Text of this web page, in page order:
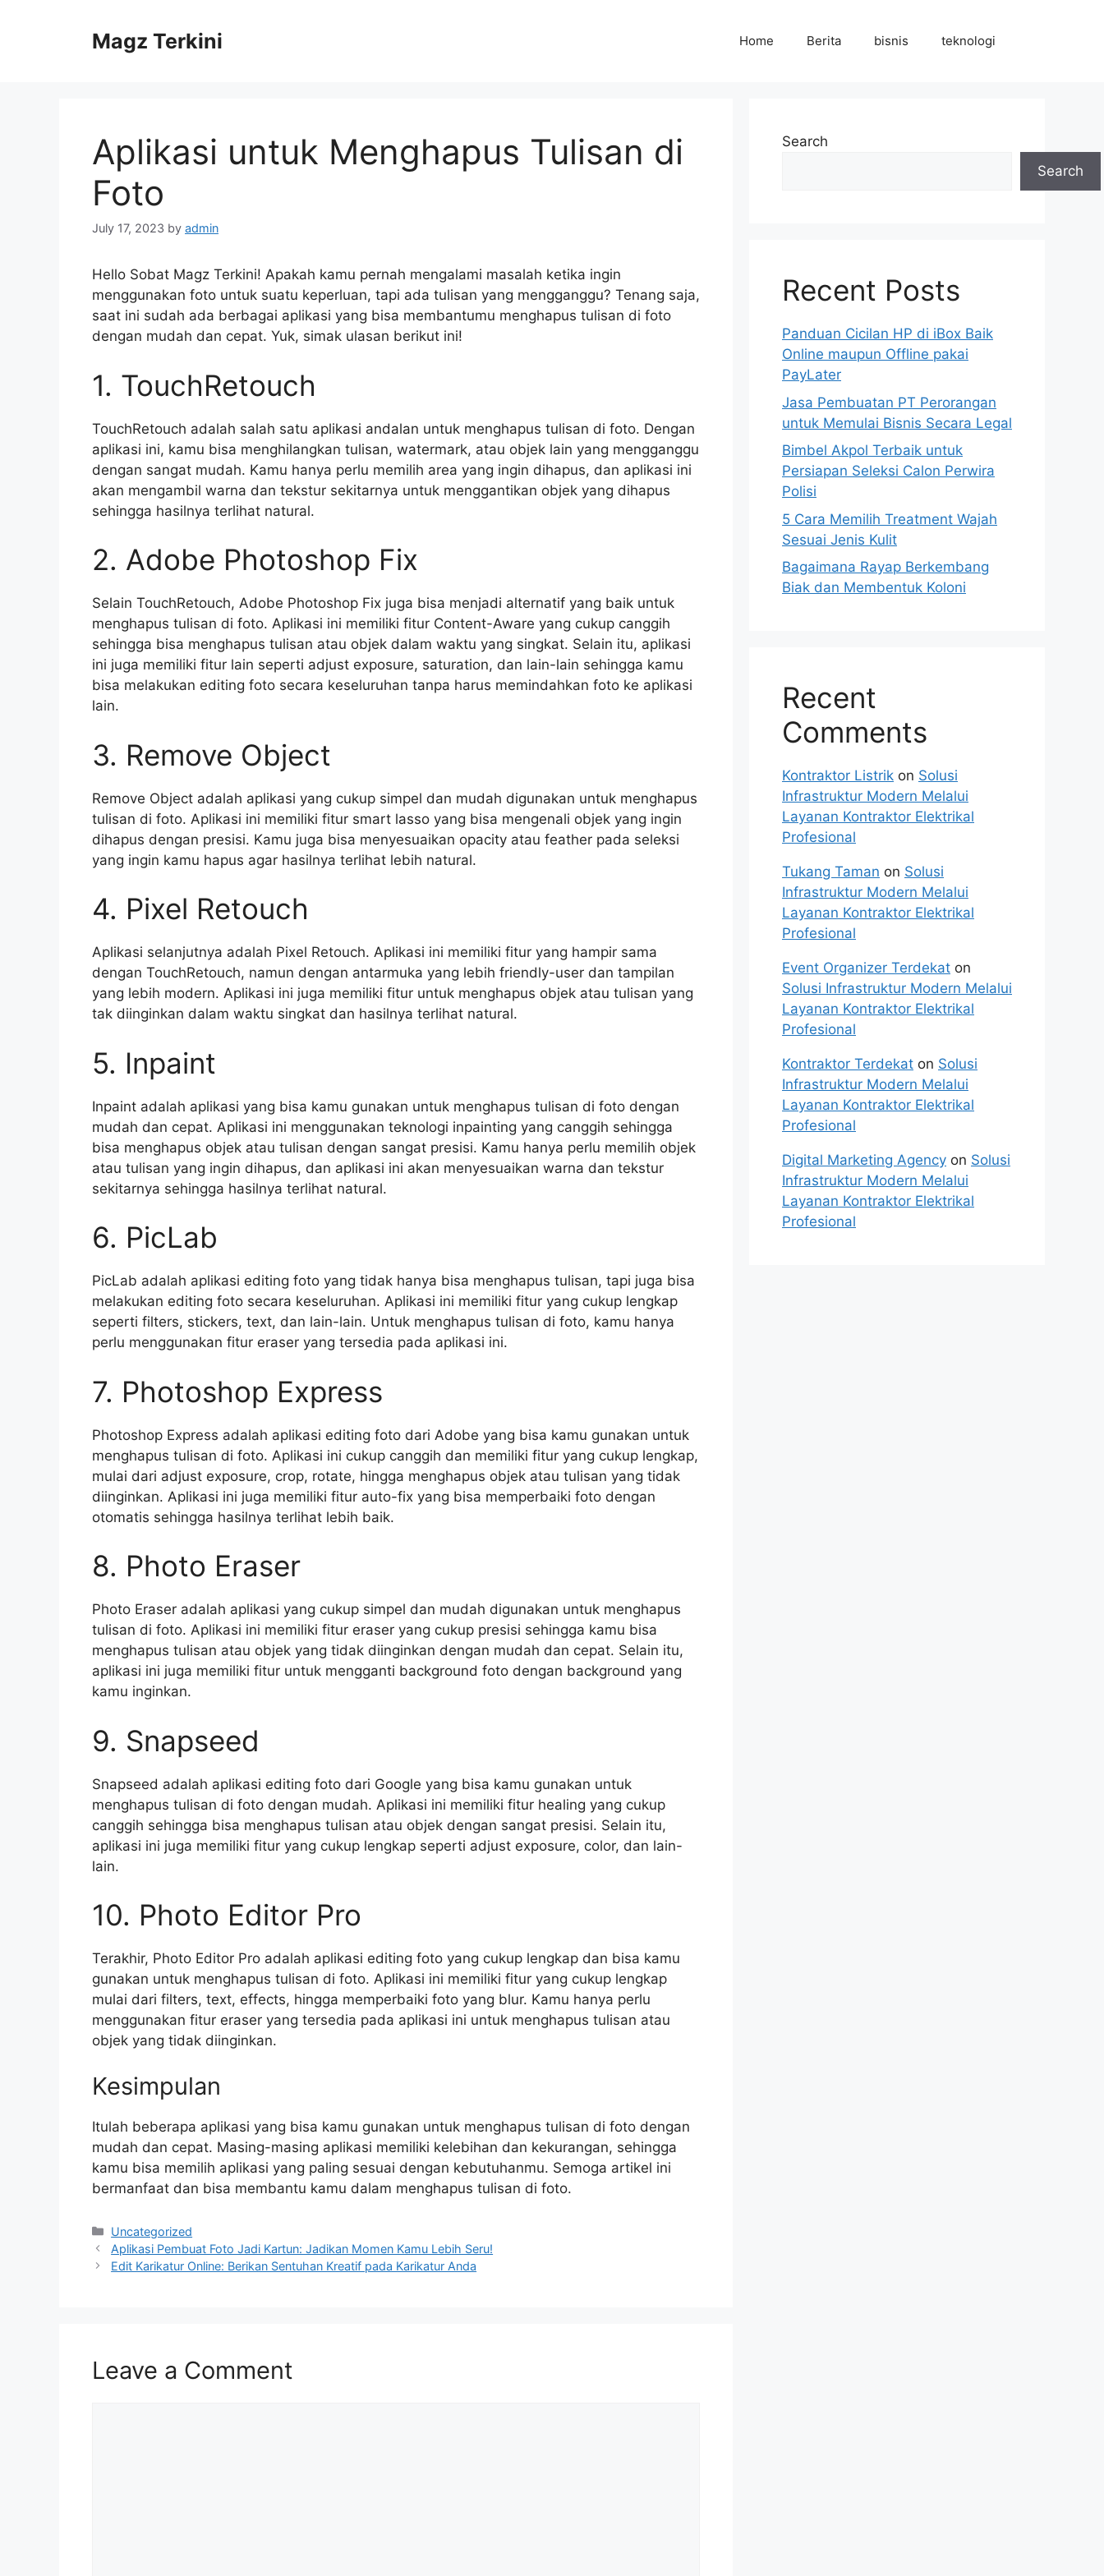
Magz Terkini Home Berita bisnis teknologi
Aplikasi untuk Menghapus Tulisan di
Foto
July 17, 2023 by admin
Hello Sobat Magz Terkini! Apakah kamu pernah mengalami masalah ketika ingin
menggunakan foto untuk suatu keperluan, tapi ada tulisan yang mengganggu? Tenang saja,
saat ini sudah ada berbagai aplikasi yang bisa membantumu menghapus tulisan di foto
dengan mudah dan cepat. Yuk, simak ulasan berikut ini!
1. TouchRetouch
TouchRetouch adalah salah satu aplikasi andalan untuk menghapus tulisan di foto. Dengan
aplikasi ini, kamu bisa menghilangkan tulisan, watermark, atau objek lain yang mengganggu
dengan sangat mudah. Kamu hanya perlu memilih area yang ingin dihapus, dan aplikasi ini
akan mengambil warna dan tekstur sekitarnya untuk menggantikan objek yang dihapus
sehingga hasilnya terlihat natural.
2. Adobe Photoshop Fix
Selain TouchRetouch, Adobe Photoshop Fix juga bisa menjadi alternatif yang baik untuk
menghapus tulisan di foto. Aplikasi ini memiliki fitur Content-Aware yang cukup canggih
sehingga bisa menghapus tulisan atau objek dalam waktu yang singkat. Selain itu, aplikasi
ini juga memiliki fitur lain seperti adjust exposure, saturation, dan lain-lain sehingga kamu
bisa melakukan editing foto secara keseluruhan tanpa harus memindahkan foto ke aplikasi
lain.
3. Remove Object
Remove Object adalah aplikasi yang cukup simpel dan mudah digunakan untuk menghapus
tulisan di foto. Aplikasi ini memiliki fitur smart lasso yang bisa mengenali objek yang ingin
dihapus dengan presisi. Kamu juga bisa menyesuaikan opacity atau feather pada seleksi
yang ingin kamu hapus agar hasilnya terlihat lebih natural.
4. Pixel Retouch
Aplikasi selanjutnya adalah Pixel Retouch. Aplikasi ini memiliki fitur yang hampir sama
dengan TouchRetouch, namun dengan antarmuka yang lebih friendly-user dan tampilan
yang lebih modern. Aplikasi ini juga memiliki fitur untuk menghapus objek atau tulisan yang
tak diinginkan dalam waktu singkat dan hasilnya terlihat natural.
5. Inpaint
Inpaint adalah aplikasi yang bisa kamu gunakan untuk menghapus tulisan di foto dengan
mudah dan cepat. Aplikasi ini menggunakan teknologi inpainting yang canggih sehingga
bisa menghapus objek atau tulisan dengan sangat presisi. Kamu hanya perlu memilih objek
atau tulisan yang ingin dihapus, dan aplikasi ini akan menyesuaikan warna dan tekstur
sekitarnya sehingga hasilnya terlihat natural.
6. PicLab
PicLab adalah aplikasi editing foto yang tidak hanya bisa menghapus tulisan, tapi juga bisa
melakukan editing foto secara keseluruhan. Aplikasi ini memiliki fitur yang cukup lengkap
seperti filters, stickers, text, dan lain-lain. Untuk menghapus tulisan di foto, kamu hanya
perlu menggunakan fitur eraser yang tersedia pada aplikasi ini.
7. Photoshop Express
Photoshop Express adalah aplikasi editing foto dari Adobe yang bisa kamu gunakan untuk
menghapus tulisan di foto. Aplikasi ini cukup canggih dan memiliki fitur yang cukup lengkap,
mulai dari adjust exposure, crop, rotate, hingga menghapus objek atau tulisan yang tidak
diinginkan. Aplikasi ini juga memiliki fitur auto-fix yang bisa memperbaiki foto dengan
otomatis sehingga hasilnya terlihat lebih baik.
8. Photo Eraser
Photo Eraser adalah aplikasi yang cukup simpel dan mudah digunakan untuk menghapus
tulisan di foto. Aplikasi ini memiliki fitur eraser yang cukup presisi sehingga kamu bisa
menghapus tulisan atau objek yang tidak diinginkan dengan mudah dan cepat. Selain itu,
aplikasi ini juga memiliki fitur untuk mengganti background foto dengan background yang
kamu inginkan.
9. Snapseed
Snapseed adalah aplikasi editing foto dari Google yang bisa kamu gunakan untuk
menghapus tulisan di foto dengan mudah. Aplikasi ini memiliki fitur healing yang cukup
canggih sehingga bisa menghapus tulisan atau objek dengan sangat presisi. Selain itu,
aplikasi ini juga memiliki fitur yang cukup lengkap seperti adjust exposure, color, dan lain-
lain.
10. Photo Editor Pro
Terakhir, Photo Editor Pro adalah aplikasi editing foto yang cukup lengkap dan bisa kamu
gunakan untuk menghapus tulisan di foto. Aplikasi ini memiliki fitur yang cukup lengkap
mulai dari filters, text, effects, hingga memperbaiki foto yang blur. Kamu hanya perlu
menggunakan fitur eraser yang tersedia pada aplikasi ini untuk menghapus tulisan atau
objek yang tidak diinginkan.
Kesimpulan
Itulah beberapa aplikasi yang bisa kamu gunakan untuk menghapus tulisan di foto dengan
mudah dan cepat. Masing-masing aplikasi memiliki kelebihan dan kekurangan, sehingga
kamu bisa memilih aplikasi yang paling sesuai dengan kebutuhanmu. Semoga artikel ini
bermanfaat dan bisa membantu kamu dalam menghapus tulisan di foto.
Categories
Uncategorized
Aplikasi Pembuat Foto Jadi Kartun: Jadikan Momen Kamu Lebih Seru!
Edit Karikatur Online: Berikan Sentuhan Kreatif pada Karikatur Anda
Leave a Comment
Search
Search
Recent Posts
Panduan Cicilan HP di iBox Baik
Online maupun Offline pakai
PayLater
Jasa Pembuatan PT Perorangan
untuk Memulai Bisnis Secara Legal
Bimbel Akpol Terbaik untuk
Persiapan Seleksi Calon Perwira
Polisi
5 Cara Memilih Treatment Wajah
Sesuai Jenis Kulit
Bagaimana Rayap Berkembang
Biak dan Membentuk Koloni
Recent
Comments
Kontraktor Listrik on Solusi
Infrastruktur Modern Melalui
Layanan Kontraktor Elektrikal
Profesional
Tukang Taman on Solusi
Infrastruktur Modern Melalui
Layanan Kontraktor Elektrikal
Profesional
Event Organizer Terdekat on
Solusi Infrastruktur Modern Melalui
Layanan Kontraktor Elektrikal
Profesional
Kontraktor Terdekat on Solusi
Infrastruktur Modern Melalui
Layanan Kontraktor Elektrikal
Profesional
Digital Marketing Agency on Solusi
Infrastruktur Modern Melalui
Layanan Kontraktor Elektrikal
Profesional